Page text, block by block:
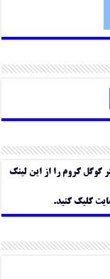
گوگل کروم را از این لینک
کلیک کنید.